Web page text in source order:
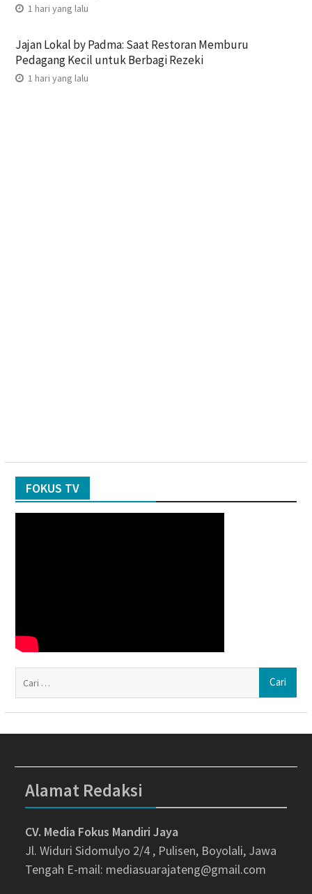
1 hari yang lalu
Jajan Lokal by Padma: Saat Restoran Memburu
Pedagang Kecil untuk Berbagi Rezeki
1 hari yang lalu
FOKUS TV
Alamat Redaksi
CV. Media Fokus Mandiri Jaya
Jl. Widuri Sidomulyo 2/4 , Pulisen, Boyolali, Jawa
Tengah E-mail: mediasuarajateng@gmail.com